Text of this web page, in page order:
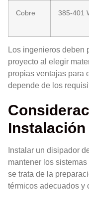
Cobre 385-401
Los ingenieros deben
proyecto al elegir
propias ventajas para
depende de los
Instalar un disipador
mantener los
se trata de la
térmicos adecuados y